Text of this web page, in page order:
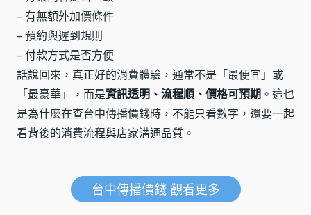
– 有無額外加價條件
– 預約與遲到規則
– 付款方式是否方便
話說回來，真正好的消費體驗，通常不是「最便宜」或
「最豪華」，而是資訊透明、流程順、價格可預期 。這也
是為什麼在查台中傳播價錢時，不能只看數字，還要一起
看背後的消費流程與店家溝通品質。
台中傳播價錢 觀看更多